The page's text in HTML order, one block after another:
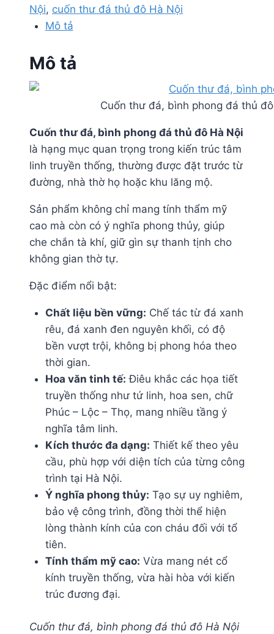
Nội, cuốn thư đá thủ đô Hà Nội
Mô tả
Mô tả
Cuốn thư đá, bình phong đá thủ
Cuốn thư đá, bình phong đá thủ đô Hà Nội
là hạng mục quan trọng trong kiến trúc tâm
linh truyền thống, thường được đặt trước từ
đường, nhà thờ họ hoặc khu lăng mộ.
Sản phẩm không chỉ mang tính thẩm mỹ
cao mà còn có ý nghĩa phong thủy, giúp
che chắn tà khí, giữ gìn sự thanh tịnh cho
không gian thờ tự.
Đặc điểm nổi bật:
Chất liệu bền vững: Chế tác từ đá xanh
rêu, đá xanh đen nguyên khối, có độ
bền vượt trội, không bị phong hóa theo
thời gian.
Hoa văn tinh tế: Điêu khắc các họa tiết
truyền thống như tứ linh, hoa sen, chữ
Phúc – Lộc – Thọ, mang nhiều tầng ý
nghĩa tâm linh.
Kích thước đa dạng: Thiết kế theo yêu
cầu, phù hợp với diện tích của từng công
trình tại Hà Nội.
Ý nghĩa phong thủy: Tạo sự uy nghiêm,
bảo vệ công trình, đồng thời thể hiện
lòng thành kính của con cháu đối với tổ
tiên.
Tính thẩm mỹ cao: Vừa mang nét cổ
kính truyền thống, vừa hài hòa với kiến
trúc đương đại.
Cuốn thư đá, bình phong đá thủ đô Hà Nội